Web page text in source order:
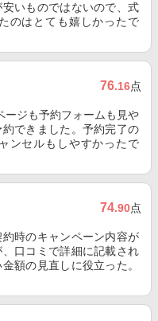
いものではないので、式
のはとても嬉しかったで
76.16点
ージも予約フォームも見や
できました。予約完了の
ンセルもしやすかったで
74.90点
時のキャンペーン内容が
口コミで詳細に記載され
額の見直しに役立った。